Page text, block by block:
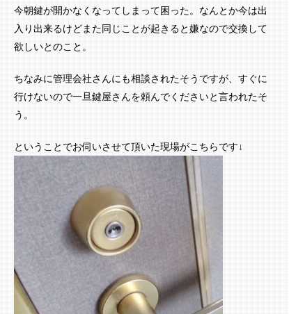
今朝鍵が開かなくなってしまって困った。なんとか今は出
入り出来るけどまた同じことが起きると嫌なので交換して
欲しいとのこと。
ちなみに管理会社さんにも相談されたそうですが、すぐに
行けないので一旦鍵屋さんを頼んでくださいと言われたそ
う。
ということでお伺いさせて頂いた現場がこちらです↓